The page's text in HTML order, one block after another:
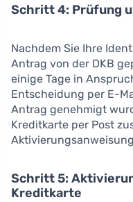
Schritt 4: Prüfung
Nachdem Sie Ihre
Antrag von der DKB
einige Tage in
Entscheidung per E-
Antrag genehmigt
Kreditkarte per Post
Schritt 5:
Kreditkarte